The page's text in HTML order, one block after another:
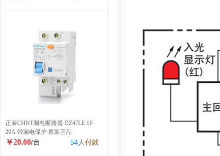
正泰CHNT漏电断路器 DZ47LE 1P
20A 带漏电保护 原装正品
￥20.00/台 54人付款